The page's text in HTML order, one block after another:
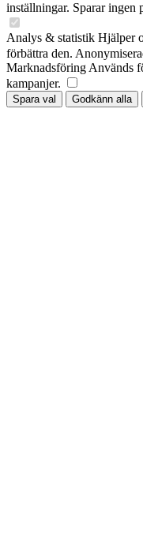
inställningar. Sparar
Analys & statistik Hjälper
förbättra den.
Marknadsföring Används
kampanjer.
Spara val Godkänn alla